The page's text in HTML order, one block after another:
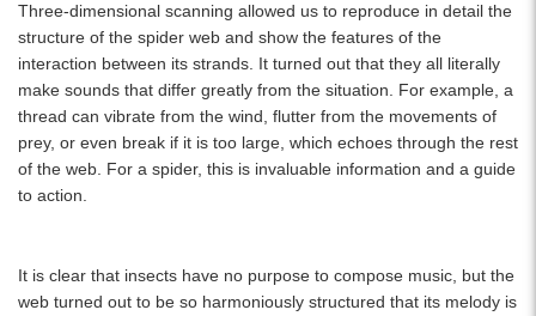
Three-dimensional scanning allowed us to reproduce in detail the
structure of the spider web and show the features of the
interaction between its strands. It turned out that they all literally
make sounds that differ greatly from the situation. For example, a
thread can vibrate from the wind, flutter from the movements of
prey, or even break if it is too large, which echoes through the rest
of the web. For a spider, this is invaluable information and a guide
to action.
It is clear that insects have no purpose to compose music, but the
web turned out to be so harmoniously structured that its melody is